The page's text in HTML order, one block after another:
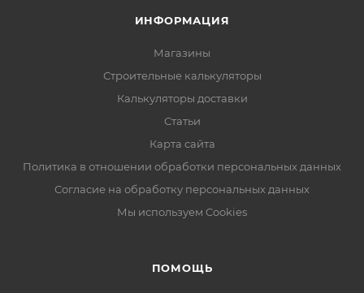
ИНФОРМАЦИЯ
Магазины
Строительные калькуляторы
Калькуляторы доставки
Статьи
Карта сайта
Политика в отношении обработки персональных данных
Согласие на обработку персональных данных
Мы используем Cookies
ПОМОЩЬ